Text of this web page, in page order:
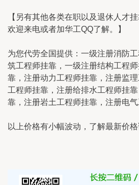
【另有其他各类在职以及退休人才
欢迎来电或者加华工QQ了解。】
为您代劳全国提供：一级注册消防
筑工程师挂靠，一级注册结构工程
靠，注册动力工程师挂靠，注册监
工程师挂靠，注册给排水工程师挂
靠，注册岩土工程师挂靠，注册电气
以上价格有小幅波动，了解最新价